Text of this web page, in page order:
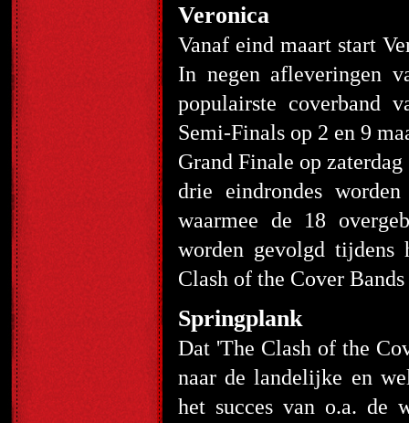
Veronica
Vanaf eind maart start
In negen afleveringen
populairste coverband
Semi-Finals op 2 en 9
Grand Finale op
drie eindrondes
waarmee de 18
worden gevolgd tijdens
Clash of the Cover
Springplank
Dat 'The Clash of the
naar de landelijke en
het succes van o.a. de